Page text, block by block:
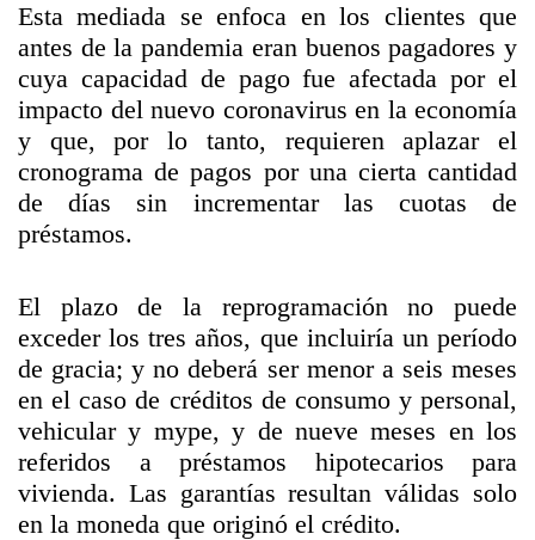
Esta mediada se enfoca en los clientes que
antes de la pandemia eran buenos pagadores y
cuya capacidad de pago fue afectada por el
impacto del nuevo coronavirus en la economía
y que, por lo tanto, requieren aplazar el
cronograma de pagos por una cierta cantidad
de días sin incrementar las cuotas de
préstamos.
El plazo de la reprogramación no puede
exceder los tres años, que incluiría un período
de gracia; y no deberá ser menor a seis meses
en el caso de créditos de consumo y personal,
vehicular y mype, y de nueve meses en los
referidos a préstamos hipotecarios para
vivienda. Las garantías resultan válidas solo
en la moneda que originó el crédito.